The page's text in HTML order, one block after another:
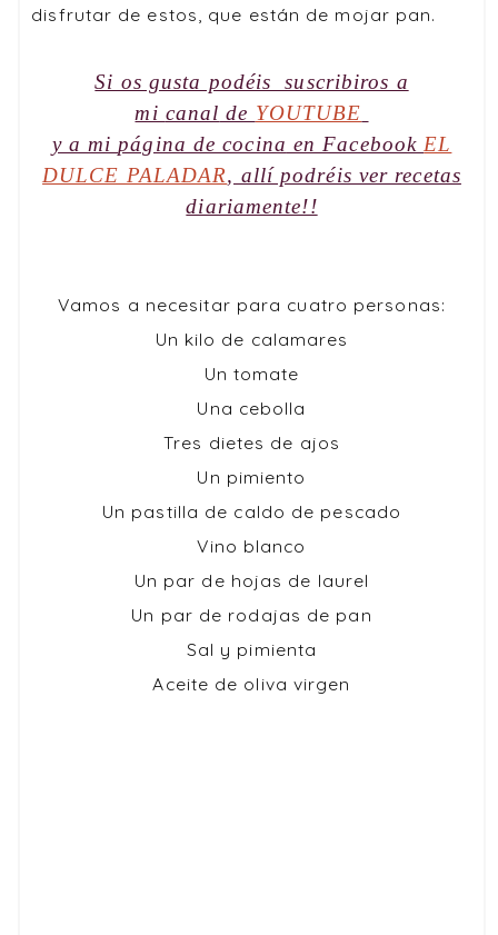
disfrutar de estos, que están de mojar pan.
Si os gusta podéis suscribiros a
mi canal de YOUTUBE
y a mi página de cocina en Facebook EL
DULCE PALADAR, allí podréis ver recetas
diariamente!!
Vamos a necesitar para cuatro personas:
Un kilo de calamares
Un tomate
Una cebolla
Tres dietes de ajos
Un pimiento
Un pastilla de caldo de pescado
Vino blanco
Un par de hojas de laurel
Un par de rodajas de pan
Sal y pimienta
Aceite de oliva virgen